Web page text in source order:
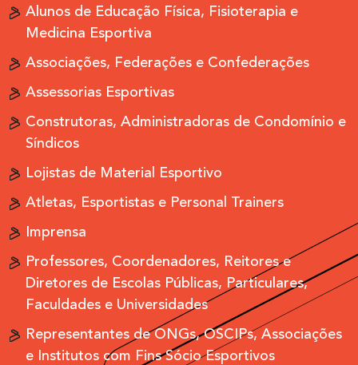
Alunos de Educação Física, Fisioterapia e
Medicina Esportiva
Associações, Federações e Confederações
Assessorias Esportivas
Construtoras, Administradoras de Condomínio e
Síndicos
Lojistas de Material Esportivo
Atletas, Esportistas e Personal Trainers
Imprensa
Professores, Coordenadores, Reitores e
Diretores de Escolas Públicas, Particulares,
Faculdades e Universidades
Representantes de ONGs, OSCIPs, Associações
e Institutos com Fins Sócio Esportivos